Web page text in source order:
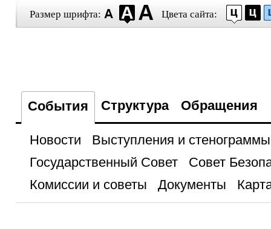
Размер шрифта: Цвета сайта:
События Структура Обращения
Новости
Выступления и стенограммы
Государственный Совет
Совет
Комиссии и советы
Документы